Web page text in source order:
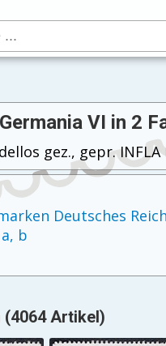
VI in 2
gez., gepr.
Deutsches Reich
b
Artikel)